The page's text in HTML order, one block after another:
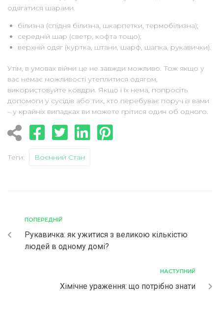
одягатися шарами.
білизна (спідня білизна, шкарпетки, термобілизна);
середній шар (светр, кофта тощо);
верхній одяг (куртка, штани, шарф, шапка, рукавички).
Утім, в умовах війни це не завжди можливо. Тож якщо у
вас немає можливості утеплитися одягом,
використовуйте ковдри. Якщо і їх нема, попросіть
допомоги у сусідів або тих, хто перебуває поруч із вами
– у крайніх випадках ви можете грітися один об одного.
Теги: Воєнний Стан
ПОПЕРЕДНІЙ
Рукавичка: як ужитися з великою кількістю
людей в одному домі?
НАСТУПНИЙ
Хімічне ураження: що потрібно знати